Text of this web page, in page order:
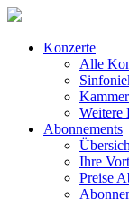
Konzerte
Alle
Weitere
Abonnements
Ihre
Preise